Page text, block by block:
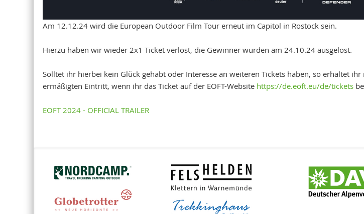
Am 12.12.24 wird die European Outdoor Film Tour erneut im Capitol in Rostock sein.
Hierzu haben wir wieder 2x1 Ticket verlost, die Gewinner wurden am 24.10.24 ausgelost.
Solltet ihr hierbei kein Glück gehabt oder Interesse an weiteren Tickets haben, so erhaltet
ermäßigten Eintritt, wenn ihr das Ticket auf der EOFT-Website https://de.eoft.eu/de/tickets
EOFT 2024 - OFFICIAL TRAILER